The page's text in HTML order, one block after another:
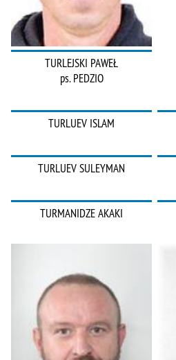
TURLEJSKI PAWEŁ
ps. PEDZIO
TURLUEV ISLAM
TURLUEV SULEYMAN
TURMANIDZE AKAKI